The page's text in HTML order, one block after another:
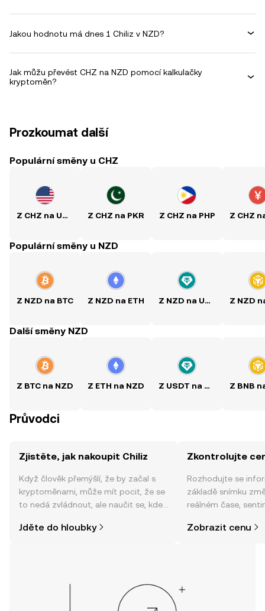
Jakou hodnotu má dnes 1 Chiliz v NZD?
Jak můžu převést CHZ na NZD pomocí kalkulačky
kryptoměn?
Prozkoumat další
Populární směny u CHZ
Z CHZ na USD Z CHZ na PKR Z CHZ na PHP
Populární směny u NZD
Z NZD na BTC Z NZD na ETH Z NZD na USDT
Další směny NZD
Z BTC na NZD Z ETH na NZD Z USDT na NZD
Průvodci
Zjistěte, jak nakoupit Chiliz
Když člověk přemýšlí, že by začal s
kryptoměnami, může mít pocit, že se
to nedá zvládnout, ale naučit se, kde
jednodušší, než si myslíte. Odstartujte
Jděte do hloubky
Zkontrolujte
Rozhodujte se
základě snímku
reálném čase,
Zobrazit cenu